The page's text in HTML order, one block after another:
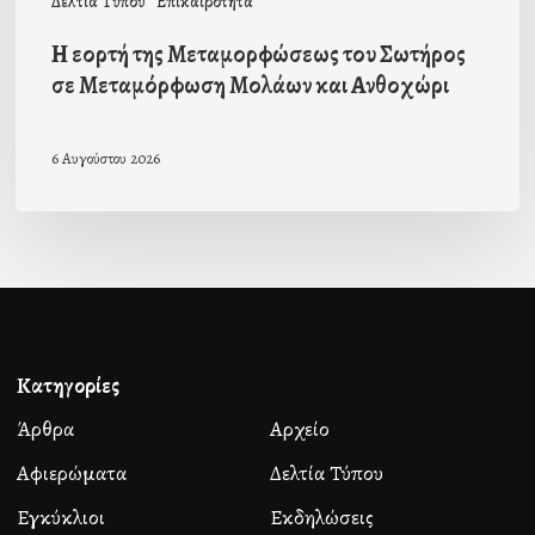
Η εορτή της Μεταμορφώσεως του Σωτήρος
σε Μεταμόρφωση Μολάων και Ανθοχώρι
6 Αυγούστου 2026
Κατηγορίες
Άρθρα
Αρχείο
Αφιερώματα
Δελτία Τύπου
Εγκύκλιοι
Εκδηλώσεις